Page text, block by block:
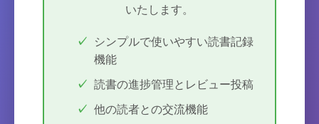
いたします。
シンプルで使いやすい読書記録
機能
読書の進捗管理とレビュー投稿
他の読者との交流機能